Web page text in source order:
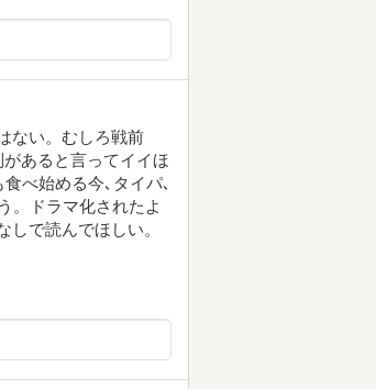
ない。むしろ戦前
あると言ってイイほ
べ始める今､タイパ､
。ドラマ化されたよ
で読んでほしい。